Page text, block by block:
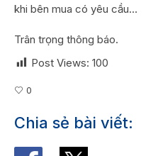
khi bên mua có yêu cầu…
Trân trọng thông báo.
Post Views: 100
0
Chia sẻ bài viết: